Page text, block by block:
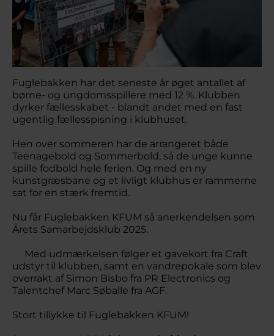
Fuglebakken har det seneste år øget antallet af
børne- og ungdomsspillere med 12 %. Klubben
dyrker fællesskabet - blandt andet med en fast
ugentlig fællesspisning i klubhuset.
Hen over sommeren har de arrangeret både
Teenagebold og Sommerbold, så de unge kunne
spille fodbold hele ferien. Og med en ny
kunstgræsbane og et livligt klubhus er rammerne
sat for en stærk fremtid.
Nu får Fuglebakken KFUM så anerkendelsen som
Årets Samarbejdsklub 2025.
Med udmærkelsen følger et gavekort fra Craft
udstyr til klubben, samt en vandrepokale som blev
overrakt af Simon Bisbo fra PR Electronics og
Talentchef Marc Søballe fra AGF.
Stort tillykke til Fuglebakken KFUM!